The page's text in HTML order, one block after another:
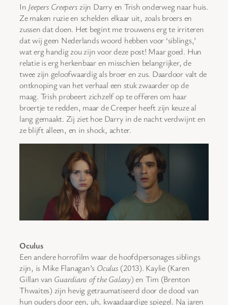
In Jeepers Creeperszijn Darry en Trish onderweg naar huis.
Ze maken ruzie en schelden elkaar uit, zoals broers en
zussen dat doen. Het begint me trouwens erg te irriteren
dat wij geen Nederlands woord hebben voor ‘siblings,’
wat erg handig zou zijn voor deze post! Maar goed. Hun
relatie is erg herkenbaar en misschien belangrijker, de
twee zijn geloofwaardig als broer en zus. Daardoor valt de
ontknoping van het verhaal een stuk zwaarder op de
maag. Trish probeert zichzelf op te offeren om haar
broertje te redden, maar de Creeper heeft zijn keuze al
lang gemaakt. Zij ziet hoe Darry in de nacht verdwijnt en
ze blijft alleen, en in shock, achter.
Oculus
Een andere horrofilm waar de hoofdpersonages siblings
zijn, is Mike Flanagan’s Oculus (2013). Kaylie (Karen
Gillan van Guardians of the Galaxy) en Tim (Brenton
Thwaites) zijn hevig getraumatiseerd door de dood van
hun ouders door een, uh, kwaadaardige spiegel. Na jaren